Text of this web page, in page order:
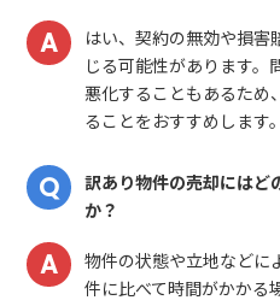
はい、契約の無効や損害
じる可能性があります。
悪化することもあるため
ることをおすすめします。
訳あり物件の売却にはど
か？
物件の状態や立地などに
件に比べて時間がかかる